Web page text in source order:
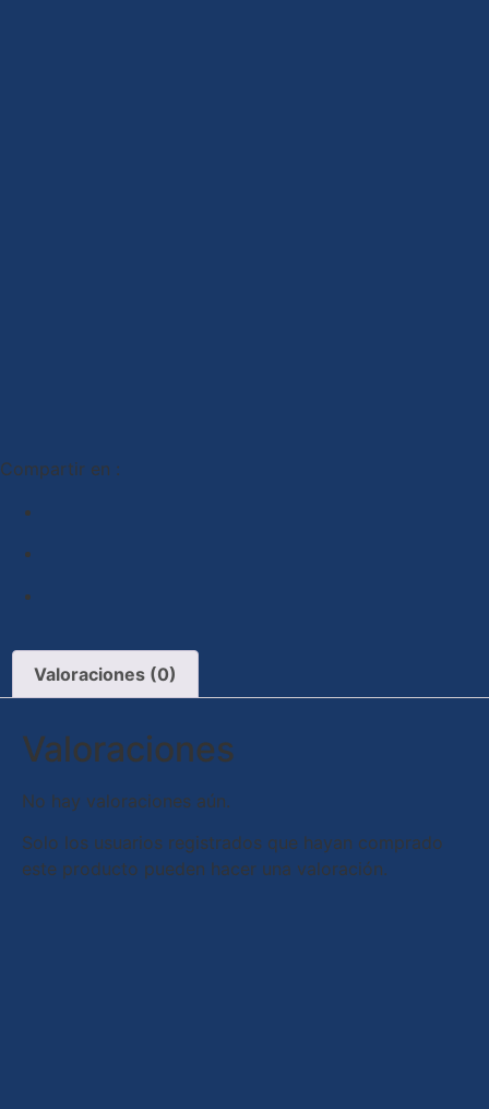
Compartir en :
Valoraciones (0)
Valoraciones
No hay valoraciones aún.
Solo los usuarios registrados que hayan comprado
este producto pueden hacer una valoración.